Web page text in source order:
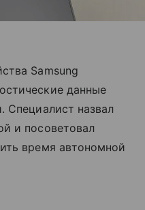
Samsung
данные
Специалист назвал
и посоветовал
время автономной